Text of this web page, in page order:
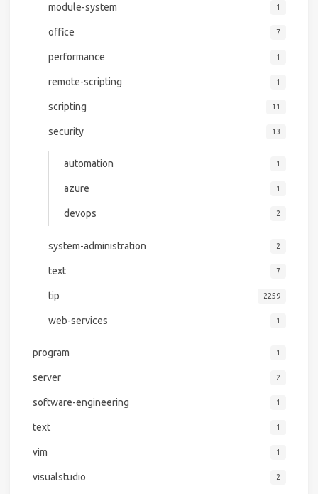
module-system 1
office 7
performance 1
remote-scripting 1
scripting 11
security 13
automation 1
azure 1
devops 2
system-administration 2
text 7
tip 2259
web-services 1
program 1
server 2
software-engineering 1
text 1
vim 1
visualstudio 2